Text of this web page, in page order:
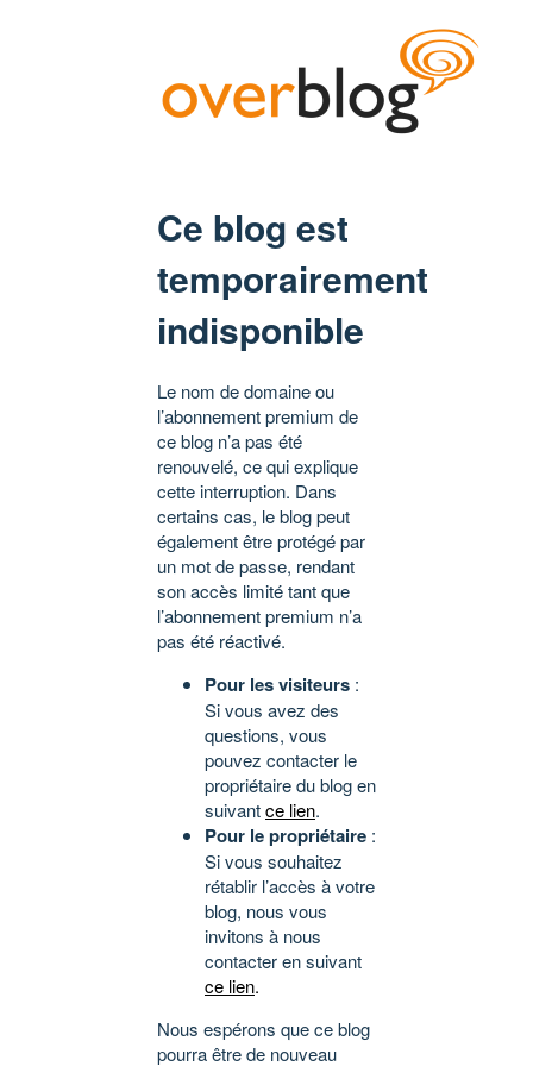
Ce blog est
temporairement
indisponible
Le nom de domaine ou
l’abonnement premium de
ce blog n’a pas été
renouvelé, ce qui explique
cette interruption. Dans
certains cas, le blog peut
également être protégé par
un mot de passe, rendant
son accès limité tant que
l’abonnement premium n’a
pas été réactivé.
Pour les visiteurs :
Si vous avez des
questions, vous
pouvez contacter le
propriétaire du blog en
suivantce lien.
Pour le propriétaire :
Si vous souhaitez
rétablir l’accès à votre
blog, nous vous
invitons à nous
contacter en suivant
ce lien.
Nous espérons que ce blog
pourra être de nouveau